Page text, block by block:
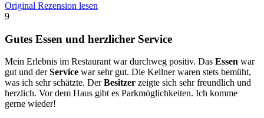
Original Rezension lesen
9
Gutes Essen und herzlicher Service
Mein Erlebnis im Restaurant war durchweg positiv. Das Essen war
gut und derService war sehr gut. Die Kellner waren stets bemüht,
was ich sehr schätzte. DerBesitzer zeigte sich sehr freundlich und
herzlich. Vor dem Haus gibt es Parkmöglichkeiten. Ich komme
gerne wieder!